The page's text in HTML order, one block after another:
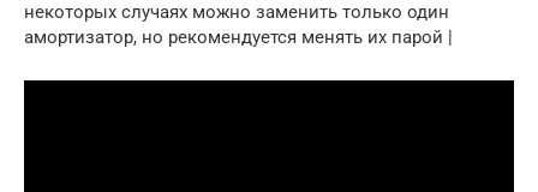
некоторых случаях можно заменить только один
амортизатор, но рекомендуется менять их парой |